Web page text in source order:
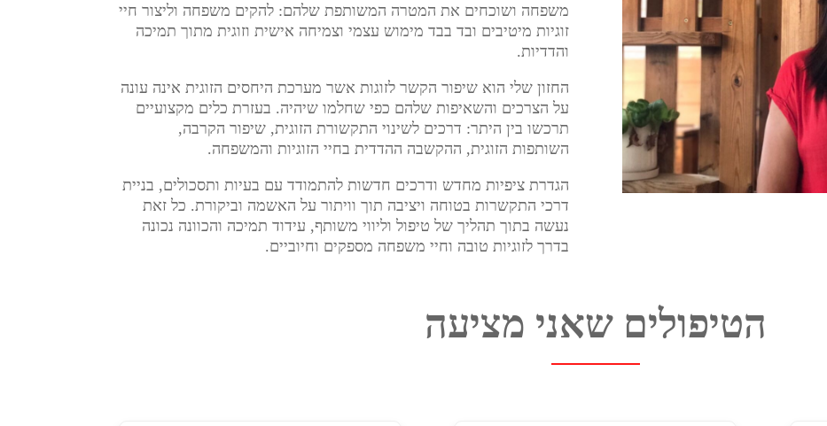
משפחה ושוכחים את המטרה המשותפת שלהם: להקים משפחה וליצור חיי
זוגיות מיטיבים ובד בבד מימוש עצמי וצמיחה אישית וזוגית מתוך תמיכה
והדדיות.
החזון שלי הוא שיפור הקשר לזוגות אשר מערכת היחסים הזוגית אינה עונה
על הצרכים והשאיפות שלהם כפי שחלמו שיהיה. בעזרת כלים מקצועיים
תרכשו בין היתר: דרכים לשינוי התקשורת הזוגית, שיפור הקרבה,
השותפות הזוגית, ההקשבה ההדדית בחיי הזוגיות והמשפחה.
הגדרת ציפיות מחדש ודרכים חדשות להתמודד עם בעיות ותסכולים, בניית
דרכי התקשרות בטוחה ויציבה תוך וויתור על האשמה וביקורת. כל זאת
נעשה בתוך תהליך של טיפול וליווי משותף, עידוד תמיכה והכוונה נכונה
בדרך לזוגיות טובה וחיי משפחה מספקים וחיוביים.
הטיפולים שאני מציעה